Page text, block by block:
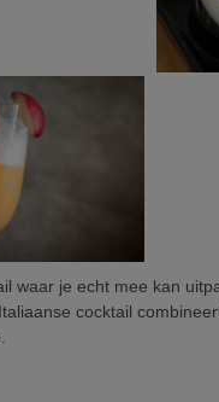
waar je echt mee kan
cocktail